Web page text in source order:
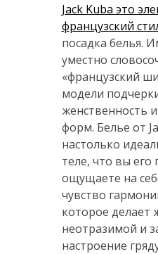
Jack Kuba это
французский
посадка белья.
уместно
«французский
модели
женственность
форм. Белье от
настолько
теле, что вы его
ощущаете на
чувство
которое делает
неотразимой и
настроение